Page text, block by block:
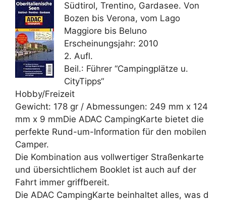
Südtirol, Trentino, Gardasee. Von
Bozen bis Verona, vom Lago
Maggiore bis Beluno
Erscheinungsjahr: 2010
2. Aufl.
Beil.: Führer “Campingplätze u.
CityTipps“
Hobby/Freizeit
Gewicht: 178 gr / Abmessungen: 249 mm x 124
mm x 9 mmDie ADAC CampingKarte bietet die
perfekte Rund-um-Information für den mobilen
Camper.
Die Kombination aus vollwertiger Straßenkarte
und übersichtlichem Booklet ist auch auf der
Fahrt immer griffbereit.
Die ADAC CampingKarte beinhaltet alles, was d